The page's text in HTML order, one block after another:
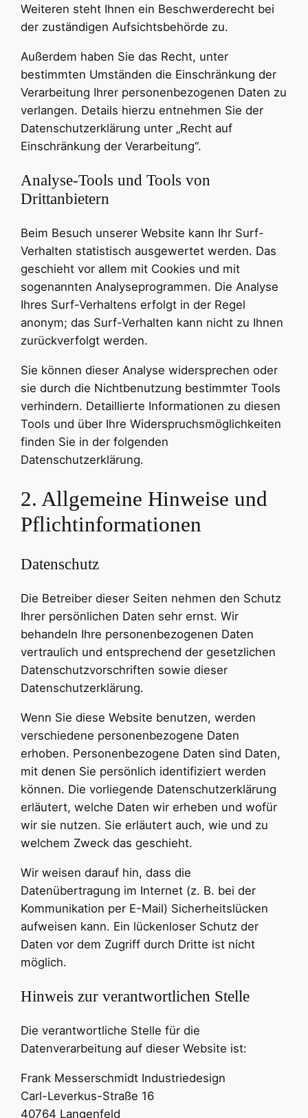
Weiteren steht Ihnen ein Beschwerderecht bei
der zuständigen Aufsichtsbehörde zu.
Außerdem haben Sie das Recht, unter
bestimmten Umständen die Einschränkung der
Verarbeitung Ihrer personenbezogenen Daten zu
verlangen. Details hierzu entnehmen Sie der
Datenschutzerklärung unter „Recht auf
Einschränkung der Verarbeitung“.
Analyse-Tools und Tools von
Drittanbietern
Beim Besuch unserer Website kann Ihr Surf-
Verhalten statistisch ausgewertet werden. Das
geschieht vor allem mit Cookies und mit
sogenannten Analyseprogrammen. Die Analyse
Ihres Surf-Verhaltens erfolgt in der Regel
anonym; das Surf-Verhalten kann nicht zu Ihnen
zurückverfolgt werden.
Sie können dieser Analyse widersprechen oder
sie durch die Nichtbenutzung bestimmter Tools
verhindern. Detaillierte Informationen zu diesen
Tools und über Ihre Widerspruchsmöglichkeiten
finden Sie in der folgenden
Datenschutzerklärung.
2. Allgemeine Hinweise und
Pflichtinformationen
Datenschutz
Die Betreiber dieser Seiten nehmen den Schutz
Ihrer persönlichen Daten sehr ernst. Wir
behandeln Ihre personenbezogenen Daten
vertraulich und entsprechend der gesetzlichen
Datenschutzvorschriften sowie dieser
Datenschutzerklärung.
Wenn Sie diese Website benutzen, werden
verschiedene personenbezogene Daten
erhoben. Personenbezogene Daten sind Daten,
mit denen Sie persönlich identifiziert werden
können. Die vorliegende Datenschutzerklärung
erläutert, welche Daten wir erheben und wofür
wir sie nutzen. Sie erläutert auch, wie und zu
welchem Zweck das geschieht.
Wir weisen darauf hin, dass die
Datenübertragung im Internet (z. B. bei der
Kommunikation per E-Mail) Sicherheitslücken
aufweisen kann. Ein lückenloser Schutz der
Daten vor dem Zugriff durch Dritte ist nicht
möglich.
Hinweis zur verantwortlichen Stelle
Die verantwortliche Stelle für die
Datenverarbeitung auf dieser Website ist:
Frank Messerschmidt Industriedesign
Carl-Leverkus-Straße 16
40764 Langenfeld